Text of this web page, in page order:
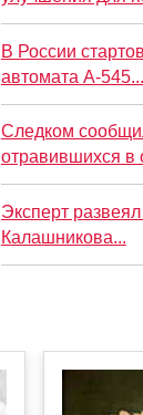
В России
автомата А-545...
Следком
отравившихся в
Эксперт
Калашникова...